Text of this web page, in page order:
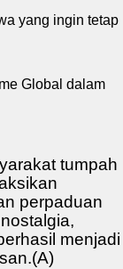
yang ingin tetap
Global dalam
tumpah
perpaduan
menjadi